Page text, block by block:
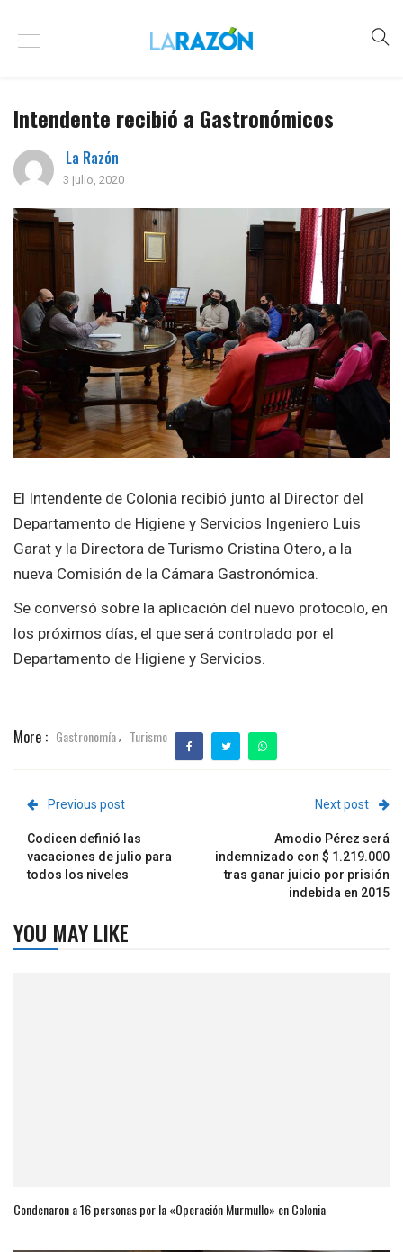
Intendente recibió a Gastronómicos
La Razón
3 julio, 2020
El Intendente de Colonia recibió junto al Director del
Departamento de Higiene y Servicios Ingeniero Luis
Garat y la Directora de Turismo Cristina Otero, a la
nueva Comisión de la Cámara Gastronómica.
Se conversó sobre la aplicación del nuevo protocolo, en
los próximos días, el que será controlado por el
Departamento de Higiene y Servicios.
More : Gastronomía, Turismo
Previous post
Codicen definió las
vacaciones de julio para
todos los niveles
Next post
Amodio Pérez será
indemnizado con $ 1.219.000
tras ganar juicio por prisión
indebida en 2015
YOU MAY LIKE
Condenaron a 16 personas por la «Operación Murmullo» en Colonia